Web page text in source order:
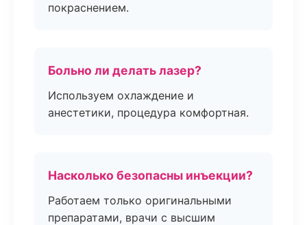
покраснением.
Больно ли делать лазер?
Используем охлаждение и
анестетики, процедура комфортная.
Насколько безопасны инъекции?
Работаем только оригинальными
препаратами, врачи с высшим